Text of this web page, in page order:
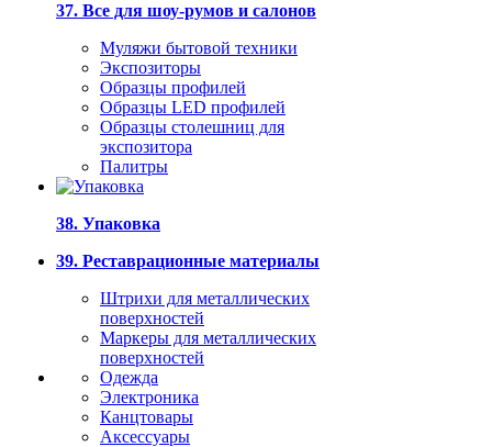
37. Все для шоу-румов и салонов
Муляжи бытовой техники
Экспозиторы
Образцы профилей
Образцы LED профилей
Образцы столешниц для
экспозитора
Палитры
38. Упаковка
39. Реставрационные материалы
Штрихи для металлических
поверхностей
Маркеры для металлических
поверхностей
Одежда
Электроника
Канцтовары
Аксессуары